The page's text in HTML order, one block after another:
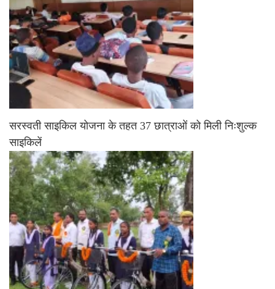
सरस्वती साइकिल योजना के तहत 37 छात्राओं को मिली निःशुल्क
साइकिलें